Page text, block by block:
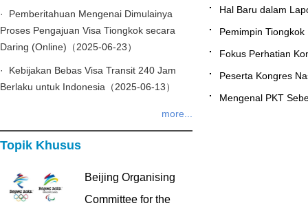
· Pemberitahuan Mengenai Dimulainya
Proses Pengajuan Visa Tiongkok secara
Daring (Online)（2025-06-23）
· Kebijakan Bebas Visa Transit 240 Jam
Berlaku untuk Indonesia（2025-06-13）
more...
Topik Khusus
Beijing Organising
Committee for the
Hal Baru dalam
Pemimpin
Fokus Perhatian
Peserta Kongres
Mengenal PKT